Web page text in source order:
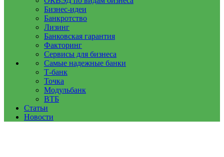
Бизнес-идеи
Банкротство
Лизинг
Банковская гарантия
Факторинг
Сервисы для бизнеса
Самые надежные банки
Т-банк
Точка
Модульбанк
ВТБ
Статьи
Новости